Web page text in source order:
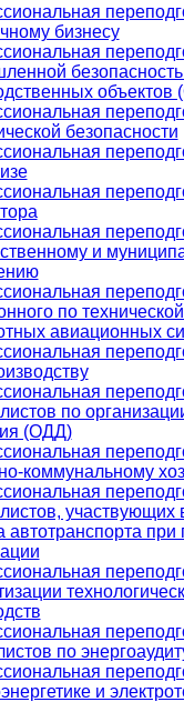
бизнесу
безопасности
и
по
авиационных
по
(ОДД)
коммунальному
участвующих
автотранспорта при
по
и